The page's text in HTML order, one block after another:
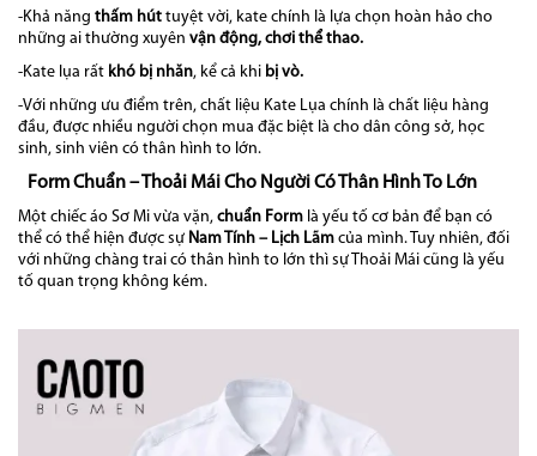
-Khả năng thấm hút tuyệt vời, kate chính là lựa chọn hoàn hảo cho
những ai thường xuyên vận động, chơi thể thao.
-Kate lụa rất khó bị nhăn, kể cả khi bị vò.
-Với những ưu điểm trên, chất liệu Kate Lụa chính là chất liệu hàng
đầu, được nhiều người chọn mua đặc biệt là cho dân công sở, học
sinh, sinh viên có thân hình to lớn.
Form Chuẩn – Thoải Mái Cho Người Có Thân Hình To Lớn
Một chiếc áo Sơ Mi vừa vặn, chuẩn Form là yếu tố cơ bản để bạn có
thể có thể hiện được sự Nam Tính – Lịch Lãm của mình. Tuy nhiên, đối
với những chàng trai có thân hình to lớn thì sự Thoải Mái cũng là yếu
tố quan trọng không kém.